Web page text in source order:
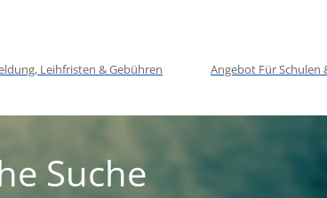
Leihfristen & Gebühren Angebot Für Schulen
Suche